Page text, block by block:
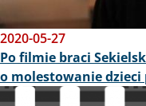
2020-05-27
Po filmie braci
o molestowanie dzieci
Obraz